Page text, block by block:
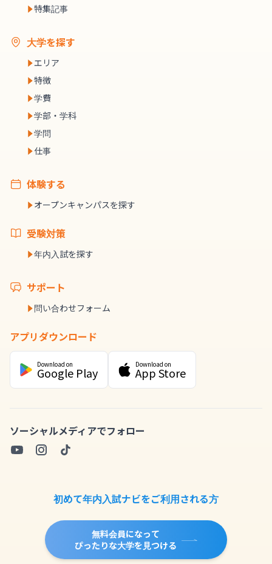
特集記事
大学を探す
エリア
特徴
学費
学部・学科
学問
仕事
体験する
オープンキャンパスを探す
受験対策
年内入試を探す
サポート
問い合わせフォーム
アプリダウンロード
Download on
Google Play
Download on
App Store
ソーシャルメディアでフォロー
初めて年内入試ナビをご利用される方
無料会員になって
ぴったりな大学を見つける